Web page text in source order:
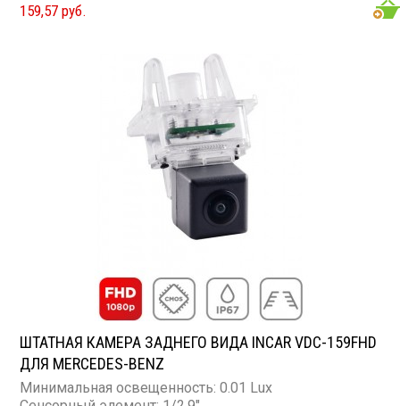
159,57 руб.
ШТАТНАЯ КАМЕРА ЗАДНЕГО ВИДА INCAR VDC-159FHD
ДЛЯ MERCEDES-BENZ
Минимальная освещенность: 0.01 Lux